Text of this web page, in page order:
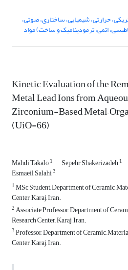
حرارتی، شیمیایی، ساختاری، صوتی،
اتمی، ترمودینامیک و ساخت) مواد
Kinetic Evaluation of the
Metal Lead Ions from
Zirconium-Based
(UiO-66)
Mahdi Takalo1 Sepehr Shakerizadeh1
Esmaeil Salahi3
1MSc Student, Department of Ceramic,
Center, Karaj, Iran.
2Associate Professor, Department of
Research Center, Karaj, Iran.
3Professor, Department of Ceramic,
Center, Karaj, Iran.